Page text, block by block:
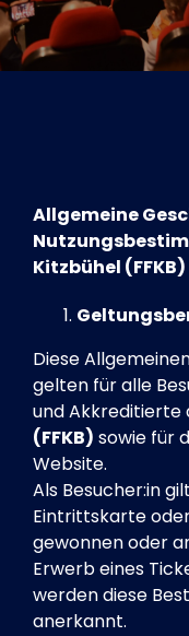
Tickets
Kurier Romy 2026
Allgemeine
Kitzbühel (FFKB)
Diese
gelten für alle
und Akkreditierte
(FFKB) sowie für
Website.
Als Besucher:in
Eintrittskarte
gewonnen oder
Erwerb eines
werden diese
anerkannt.